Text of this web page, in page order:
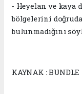
- Heyelan ve kaya
bölgelerini
bulunmadığını
KAYNAK : BUNDLE